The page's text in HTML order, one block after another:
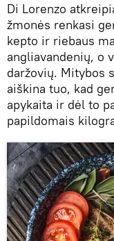
Di Lorenzo
žmonės renkasi
kepto ir riebaus
angliavandenių, o
daržovių. Mitybos
aiškina tuo, kad
apykaita ir dėl to
papildomais